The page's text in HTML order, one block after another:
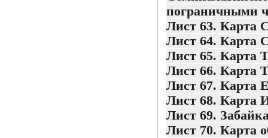
пограничными
Лист 63. Карта
Лист 64. Карта
Лист 65. Карта
Лист 66. Карта
Лист 67. Карта
Лист 68. Карта
Лист 69.
Лист 70. Карта